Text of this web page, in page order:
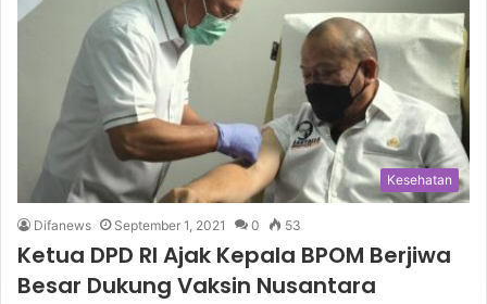
Kesehatan
Difanews September 1, 2021 0 53
Ketua DPD RI Ajak Kepala BPOM Berjiwa
Besar Dukung Vaksin Nusantara